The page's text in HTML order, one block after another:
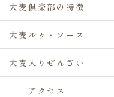
大麦倶楽部の特徴
大麦ルゥ・ソース
大麦入りぜんざい
アクセス